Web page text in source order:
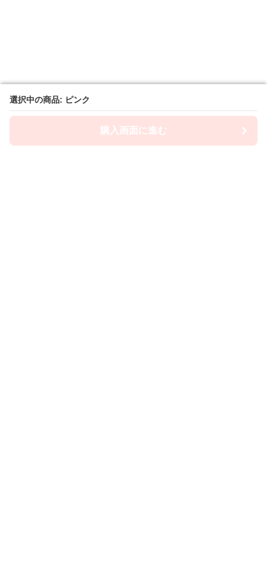
選択中の商品: ピンク
購入画面に進む
選択中の商品: ピンク
購入画面に進む